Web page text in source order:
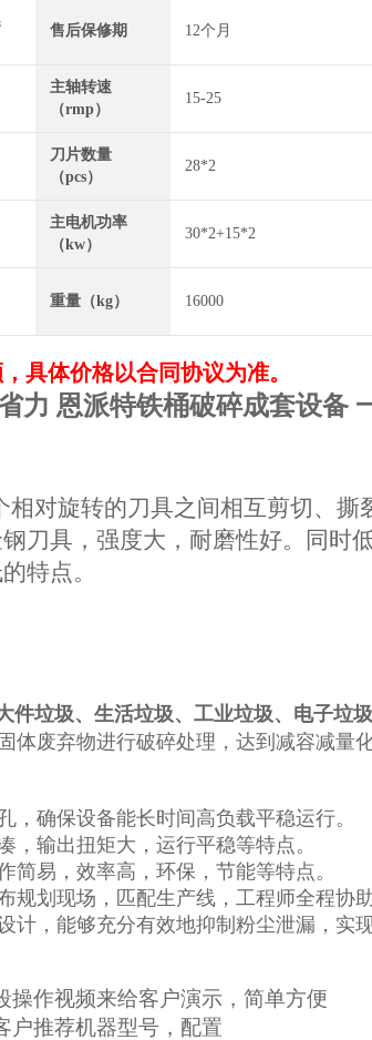
售后保修期 12个月
主轴转速
（rmp）
15-25
刀片数量
（pcs）
28*2
主电机功率
（kw）
30*2+15*2
重量（kg） 16000
具体价格以合同协议为准。
力 恩派特铁桶破碎成套设备
对旋转的刀具之间相互剪切、撕
刀具，强度大，耐磨性好。同时
特点。
件垃圾、生活垃圾、工业垃圾、电子垃
体废弃物进行破碎处理，达到减容减量
确保设备能长时间高负载平稳运行。
输出扭矩大，运行平稳等特点。
易，效率高，环保，节能等特点。
划现场，匹配生产线，工程师全程协助
，能够充分有效地抑制粉尘泄漏，实现
操作视频来给客户演示，简单方便
户推荐机器型号，配置